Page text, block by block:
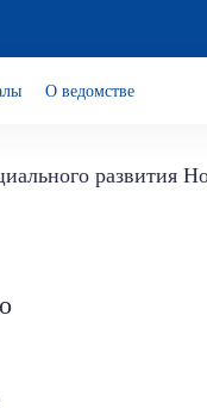
О ведомстве
развития